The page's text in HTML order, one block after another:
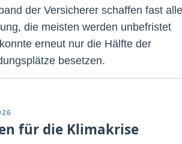
der Versicherer schaffen fast alle
die meisten werden unbefristet
erneut nur die Hälfte der
besetzen.
für die Klimakrise